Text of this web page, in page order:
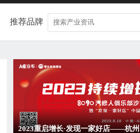
推荐品牌
2023重启增长·发现一家好店——杭州